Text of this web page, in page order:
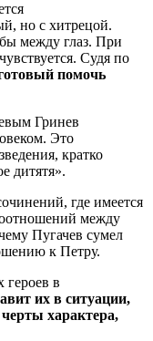
но с хитрецой.
между глаз. При
Судя по
помочь
Гринев
Это
кратко
дитятя».
где имеется
между
Пугачев сумел
к Петру.
героев в
их в ситуации,
характера,